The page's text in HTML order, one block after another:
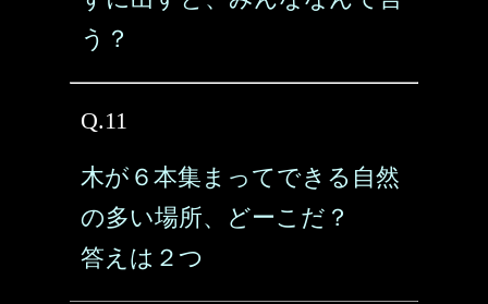
う？
Q.11
木が６本集まってできる自然
の多い場所、どーこだ？
答えは２つ